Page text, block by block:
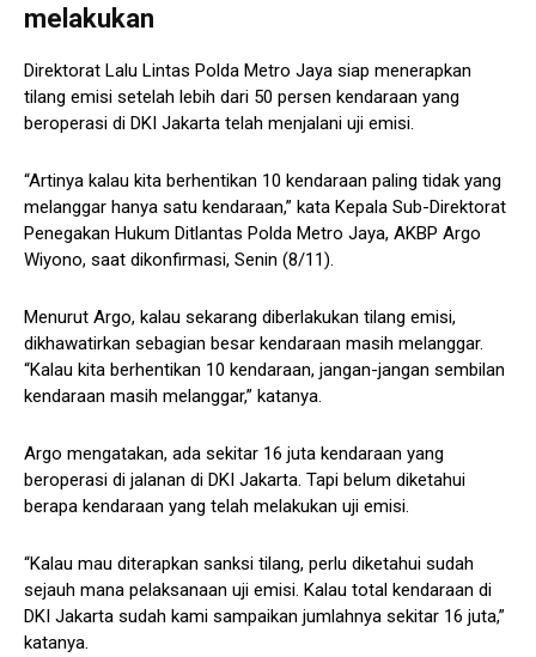
melakukan
Direktorat Lalu Lintas Polda Metro Jaya siap menerapkan
tilang emisi setelah lebih dari 50 persen kendaraan yang
beroperasi di DKI Jakarta telah menjalani uji emisi.
“Artinya kalau kita berhentikan 10 kendaraan paling tidak yang
melanggar hanya satu kendaraan,” kata Kepala Sub-Direktorat
Penegakan Hukum Ditlantas Polda Metro Jaya, AKBP Argo
Wiyono, saat dikonfirmasi, Senin (8/11).
Menurut Argo, kalau sekarang diberlakukan tilang emisi,
dikhawatirkan sebagian besar kendaraan masih melanggar.
“Kalau kita berhentikan 10 kendaraan, jangan-jangan sembilan
kendaraan masih melanggar,” katanya.
Argo mengatakan, ada sekitar 16 juta kendaraan yang
beroperasi di jalanan di DKI Jakarta. Tapi belum diketahui
berapa kendaraan yang telah melakukan uji emisi.
“Kalau mau diterapkan sanksi tilang, perlu diketahui sudah
sejauh mana pelaksanaan uji emisi. Kalau total kendaraan di
DKI Jakarta sudah kami sampaikan jumlahnya sekitar 16 juta,”
katanya.